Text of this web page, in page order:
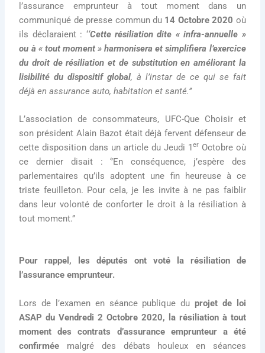
l’assurance emprunteur à tout moment dans un
communiqué de presse commun du 14 Octobre 2020 où
ils déclaraient : ‘‘Cette résiliation dite « infra-annuelle »
ou à « tout moment » harmonisera et simplifiera l’exercice
du droit de résiliation et de substitution en améliorant la
lisibilité du dispositif global, à l’instar de ce qui se fait
déjà en assurance auto, habitation et santé.’’
L’association de consommateurs, UFC-Que Choisir et
son président Alain Bazot était déjà fervent défenseur de
cette disposition dans un article du Jeudi 1erOctobre où
ce dernier disait : ‘’En conséquence, j’espère des
parlementaires qu’ils adoptent une fin heureuse à ce
triste feuilleton. Pour cela, je les invite à ne pas faiblir
dans leur volonté de conforter le droit à la résiliation à
tout moment.’’
Pour rappel, les députés ont voté la résiliation de
l’assurance emprunteur.
Lors de l’examen en séance publique du projet de loi
ASAP du Vendredi 2 Octobre 2020, la résiliation à tout
moment des contrats d’assurance emprunteur a été
confirmée malgré des débats houleux en séances